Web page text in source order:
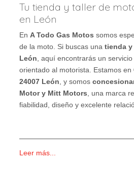
Tu tienda y taller de
en León
EnA Todo Gas Motos somos
de la moto. Si buscas unatienda y
León, aquí encontrarás un
orientado al motorista. Estamos en
24007 León, y somos
Motor y Mitt Motors, una marca
fiabilidad, diseño y excelente
Leer más...